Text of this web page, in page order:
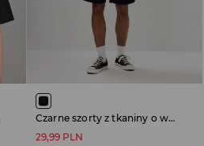
Czarne szorty z tkaniny o wafelkowej strukturze
29,99 PLN